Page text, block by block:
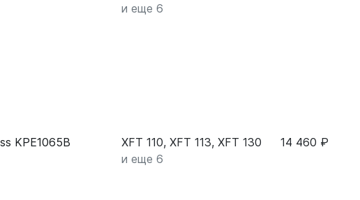
и еще 6
KPE1065B
XFT 110, XFT 113, XFT 130
и еще 6
14 460 ₽